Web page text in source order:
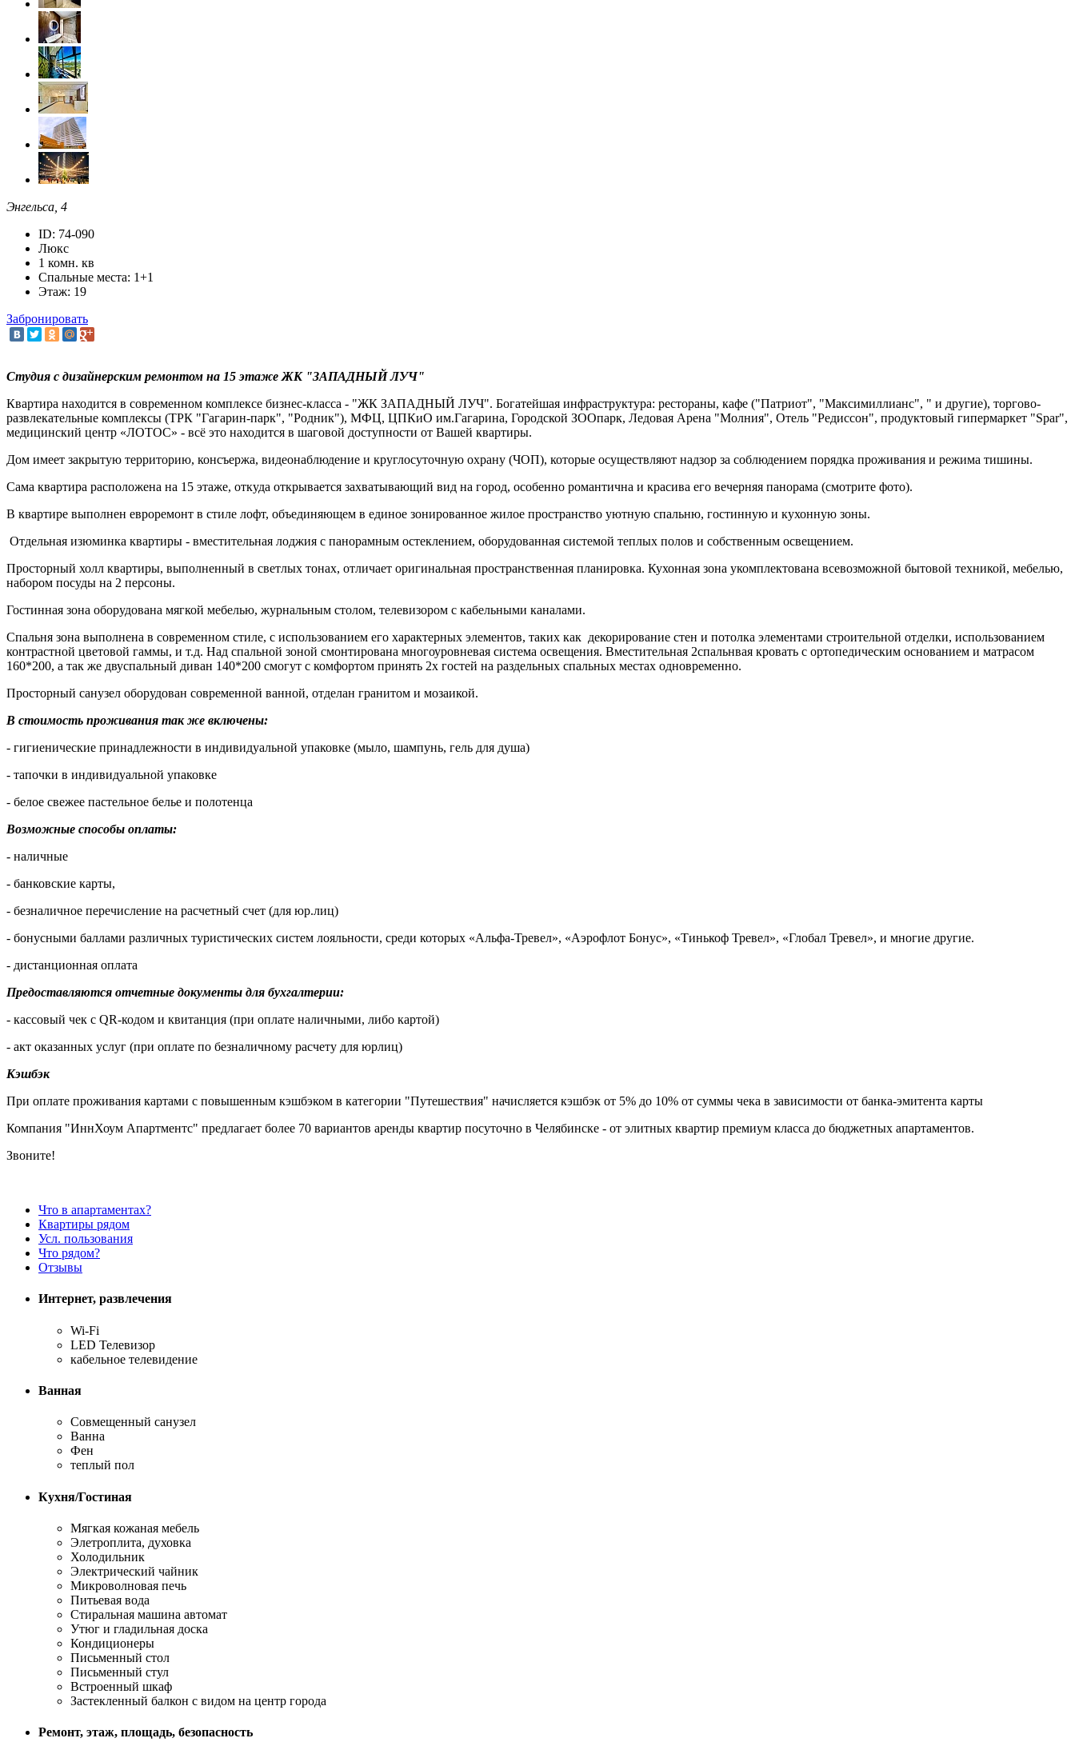
Энгельса, 4
ID: 74-090
Люкс
1 комн. кв
Спальные места: 1+1
Этаж: 19
Забронировать
Студия с дизайнерским ремонтом на 15 этаже ЖК "ЗАПАДНЫЙ ЛУЧ"
Квартира находится в современном комплексе бизнес-класса - "ЖК ЗАПАДНЫЙ ЛУЧ". Богатейшая инфраструктура: рестораны, кафе ("Патриот", "Максимиллианс", " и другие), торгово-
развлекательные комплексы (ТРК "Гагарин-парк", "Родник"), МФЦ, ЦПКиО им.Гагарина, Городской ЗООпарк, Ледовая Арена "Молния", Отель "Редиссон", продуктовый гипермаркет "Spar",
медицинский центр «ЛОТОС» - всё это находится в шаговой доступности от Вашей квартиры.
Дом имеет закрытую территорию, консъержа, видеонаблюдение и круглосуточную охрану (ЧОП), которые осуществляют надзор за соблюдением порядка проживания и режима тишины.
Сама квартира расположена на 15 этаже, откуда открывается захватывающий вид на город, особенно романтична и красива его вечерняя панорама (смотрите фото).
В квартире выполнен евроремонт в стиле лофт, объединяющем в единое зонированное жилое пространство уютную спальню, гостинную и кухонную зоны.
Отдельная изюминка квартиры - вместительная лоджия с панорамным остеклением, оборудованная системой теплых полов и собственным освещением.
Просторный холл квартиры, выполненный в светлых тонах, отличает оригинальная пространственная планировка. Кухонная зона укомплектована всевозможной бытовой техникой, мебелью,
набором посуды на 2 персоны.
Гостинная зона оборудована мягкой мебелью, журнальным столом, телевизором с кабельными каналами.
Спальня зона выполнена в современном стиле, с использованием его характерных элементов, таких как декорирование стен и потолка элементами строительной отделки, использованием
контрастной цветовой гаммы, и т.д. Над спальной зоной смонтирована многоуровневая система освещения. Вместительная 2спальнвая кровать с ортопедическим основанием и матрасом
160*200, а так же двуспальный диван 140*200 смогут с комфортом принять 2х гостей на раздельных спальных местах одновременно.
Просторный санузел оборудован современной ванной, отделан гранитом и мозаикой.
В стоимость проживания так же включены:
- гигиенические принадлежности в индивидуальной упаковке (мыло, шампунь, гель для душа)
- тапочки в индивидуальной упаковке
- белое свежее пастельное белье и полотенца
Возможные способы оплаты:
- наличные
- банковские карты,
- безналичное перечисление на расчетный счет (для юр.лиц)
- бонусными баллами различных туристических систем лояльности, среди которых «Альфа-Тревел», «Аэрофлот Бонус», «Тинькоф Тревел», «Глобал Тревел», и многие другие.
- дистанционная оплата
Предоставляются отчетные документы для бухгалтерии:
- кассовый чек с QR-кодом и квитанция (при оплате наличными, либо картой)
- акт оказанных услуг (при оплате по безналичному расчету для юрлиц)
Кэшбэк
При оплате проживания картами с повышенным кэшбэком в категории "Путешествия" начисляется кэшбэк от 5% до 10% от суммы чека в зависимости от банка-эмитента карты
Компания "ИннХоум Апартментс" предлагает более 70 вариантов аренды квартир посуточно в Челябинске - от элитных квартир премиум класса до бюджетных апартаментов.
Звоните!
Что в апартаментах?
Квартиры рядом
Усл. пользования
Что рядом?
Отзывы
Интернет, развлечения
Wi-Fi
LED Телевизор
кабельное телевидение
Ванная
Совмещенный санузел
Ванна
Фен
теплый пол
Кухня/Гостиная
Мягкая кожаная мебель
Элетроплита, духовка
Холодильник
Электрический чайник
Микроволновая печь
Питьевая вода
Стиральная машина автомат
Утюг и гладильная доска
Кондиционеры
Письменный стол
Письменный стул
Встроенный шкаф
Застекленный балкон с видом на центр города
Ремонт, этаж, площадь, безопасность